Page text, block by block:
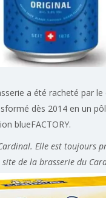
a été racheté par
dès 2014 en un
blue­FACTORY.
Elle est toujours
de la brasserie du